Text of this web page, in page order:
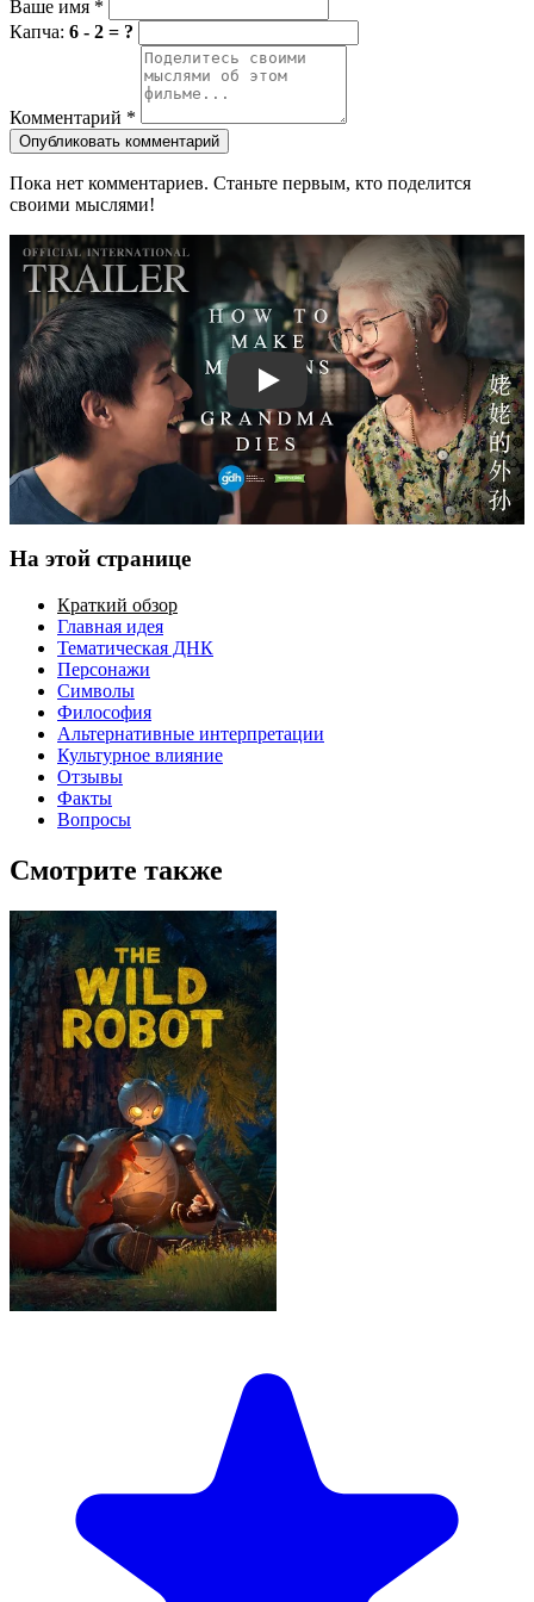
Ваше имя *
Капча: 6 - 2 = ?
Комментарий *
Опубликовать комментарий
Пока нет комментариев. Станьте первым, кто поделится
своими мыслями!
Смотреть трейлер
На этой странице
Краткий обзор
Главная идея
Тематическая ДНК
Персонажи
Символы
Философия
Альтернативные интерпретации
Культурное влияние
Отзывы
Факты
Вопросы
Смотрите также